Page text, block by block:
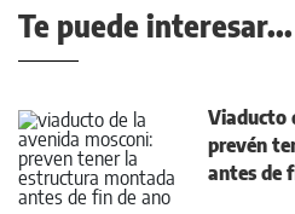
Te puede interesar...
Viaducto
prevén
antes de